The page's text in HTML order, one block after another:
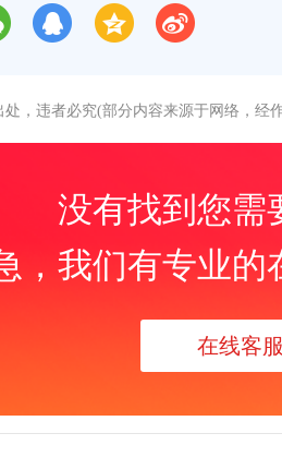
处，违者必究(部分内容来源于网络，经
没有找到您需
，我们有专业的
在线客